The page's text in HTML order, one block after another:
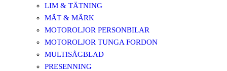
LIM & TÄTNING
MÄT & MÄRK
MOTOROLJOR PERSONBILAR
MOTOROLJOR TUNGA FORDON
MULTISÅGBLAD
PRESENNING